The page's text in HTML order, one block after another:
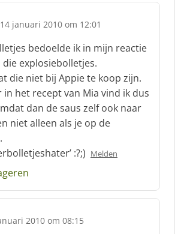
14 januari 2010 om 12:01
bedoelde ik in mijn reactie
explosiebolletjes.
die niet bij Appie te koop zijn.
in het recept van Mia vind ik dus
dan de saus zelf ook naar
niet alleen als je op de
:?;) Melden
2010 om 08:15